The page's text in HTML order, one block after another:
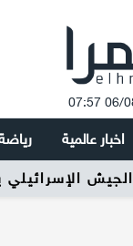
اخبار عالمية
الجيش